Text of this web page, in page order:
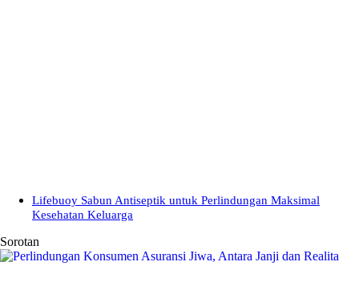
Lifebuoy Sabun Antiseptik untuk Perlindungan Maksimal
Kesehatan Keluarga
Sorotan